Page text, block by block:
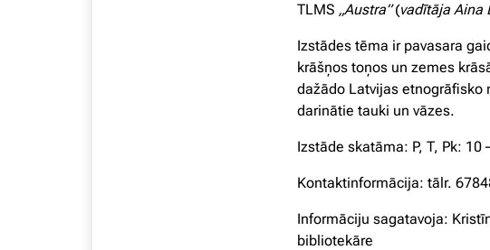
TLMS „Austra”(vadītāja Aina
Izstādes tēma ir pavasara
krāšņos toņos un zemes
dažādo Latvijas etnogrāfisko
darinātie tauki un vāzes.
Izstāde skatāma: P, T, Pk: 10
Kontaktinformācija: tālr.
Informāciju sagatavoja:
bibliotekāre